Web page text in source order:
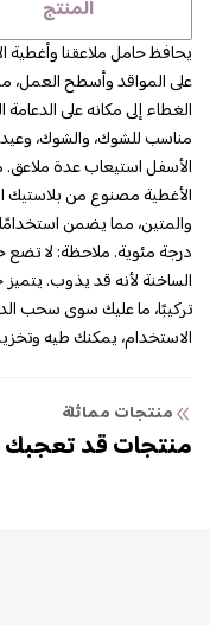
المنتج
يحافظ حامل ملاعقنا وأغطية
على المواقد وأسطح العمل،
الغطاء إلى مكانه على
مناسب للشوك، والشوك،
الأسفل استيعاب عدة
الأغطية مصنوع من بلاستيك
درجة مئوية. ملاحظة: لا تضع
الساخنة لأنه قد يذوب.
تركيبًا، ما عليك سوى سحب
الاستخدام، يمكنك طيه
منتجات مماثلة
منتجات قد تعجبك